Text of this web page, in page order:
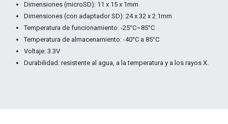
Dimensiones (microSD): 11 x 15 x 1mm
Dimensiones (con adaptador SD): 24 x 32 x 2.1mm
Temperatura de funcionamiento: -25°C~85°C
Temperatura de almacenamiento: -40°C a 85°C
Voltaje: 3.3V
Durabilidad: resistente al agua, a la temperatura y a los rayos X.